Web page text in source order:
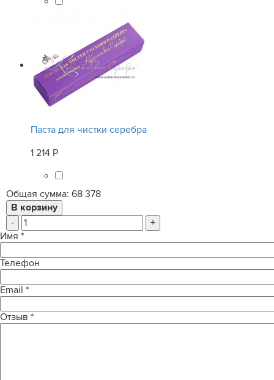
Паста для чистки серебра
1 214 Р
Общая сумма: 68 378
-
+
Имя *
Телефон
Email *
Отзыв *